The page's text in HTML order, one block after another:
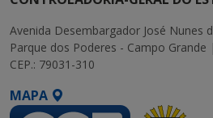
Avenida Desembargador José Nunes
Parque dos Poderes - Campo Grande
CEP.: 79031-310
MAPA